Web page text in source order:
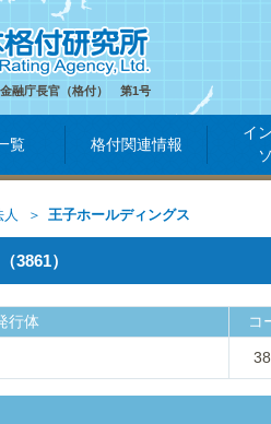
金融庁長官（格付） 第1号
覧 格付関連情報
イ
人 王子ホールディングス
3861）
行体 コ